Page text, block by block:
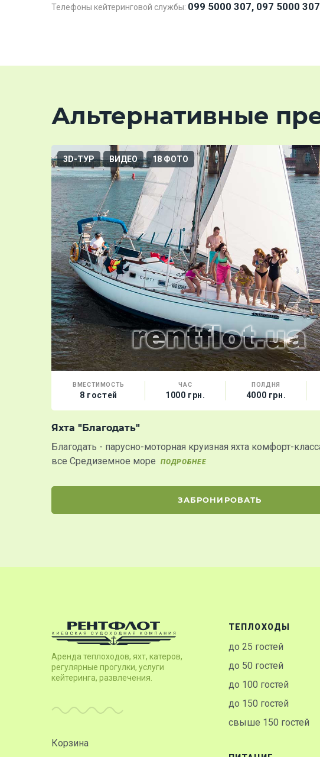
Телефоны кейтеринговой службы: 099 5000 307, 097 5000 307
Альтернативные
3D-ТУР ВИДЕО 18 ФОТО
ВМЕСТИМОСТЬ
8 гостей
ЧАС
1000 грн.
ПОЛДНЯ
4000 грн.
Яхта "Благодать"
Благодать - парусно-моторная круизная яхта комфорт-
все Средиземное море
ПОДРОБНЕЕ
ЗАБРОНИРОВАТЬ
Аренда теплоходов, яхт, катеров,
регулярные прогулки, услуги
кейтеринга, развлечения.
Корзина
ТЕПЛОХОДЫ
до 25 гостей
до 50 гостей
до 100 гостей
до 150 гостей
свыше 150 гостей